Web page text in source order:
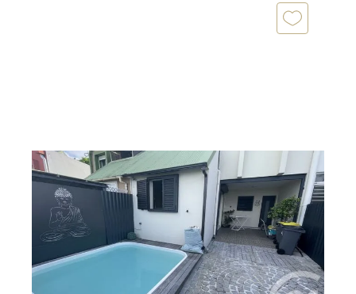
STE MARIE 974
70 m2, 4 pièces
Ref : 14652
Maison à vendre
280 000 €